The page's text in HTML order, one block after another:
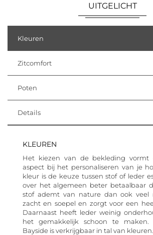
UITGELICHT
Kleuren
Zitcomfort
Poten
Details
KLEUREN
Het kiezen van de bekleding vormt
aspect bij het personaliseren van je
kleur is de keuze tussen stof of leder
over het algemeen beter betaalbaar
stof ademt van nature dan ook veel
zacht en soepel en zorgt voor een
Daarnaast heeft leder weinig
het gemakkelijk schoon te maken.
Bayside is verkrijgbaar in tal van kleuren.